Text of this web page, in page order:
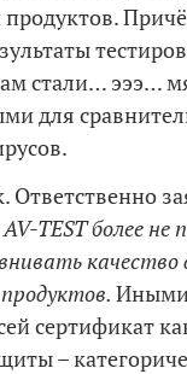
стали… эээ…
для
Ответственно
AV-TESTболеене
сертификат
–